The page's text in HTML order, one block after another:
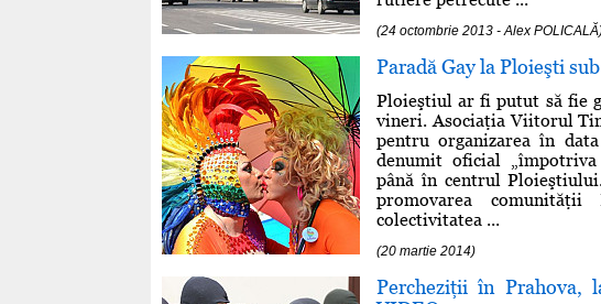
(24 octombrie 2013 - Alex
Paradă Gay la Ploieşti
Ploieştiul ar fi putut să fie
vineri. Asociaţia Viitorul
pentru organizarea în
denumit oficial
până în centrul
promovarea
colectivitatea ...
(20 martie 2014)
Percheziţii în Prahova,